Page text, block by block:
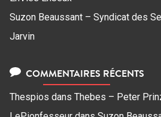
Suzon Beaussant – Syndicat des
Jarvin
COMMENTAIRES RÉCENTS
Thespios dans Thebes – Peter